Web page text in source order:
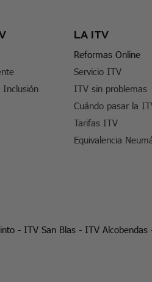
Inclusión
LA ITV
Reformas Online
Servicio ITV
ITV sin problemas
Cuándo pasar la
Tarifas ITV
Equivalencia
- ITV San Blas- ITV Alcobendas